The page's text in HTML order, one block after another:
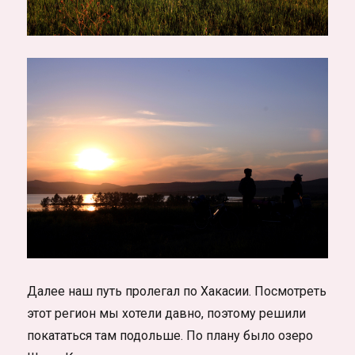
Далее наш путь пролегал по Хакасии. Посмотреть
этот регион мы хотели давно, поэтому решили
покататься там подольше. По плану было озеро